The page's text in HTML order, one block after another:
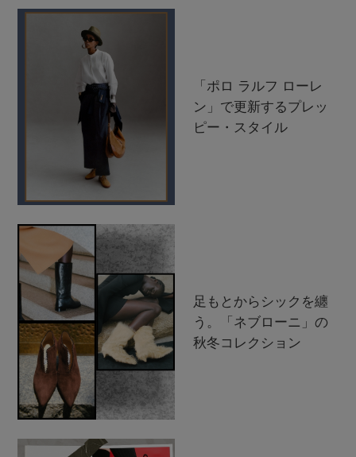
「ポロ ラルフ ローレ
ン」で更新するプレッ
ピー・スタイル
足もとからシックを纏
う。「ネブローニ」の
秋冬コレクション